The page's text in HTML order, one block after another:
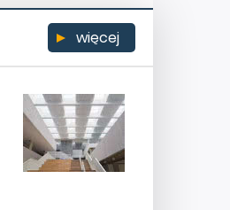
więcej